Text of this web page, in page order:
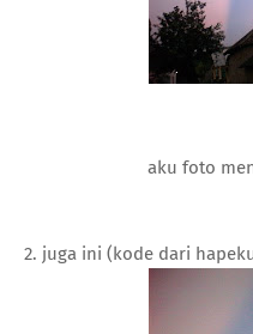
aku foto
2. juga ini (kode dari